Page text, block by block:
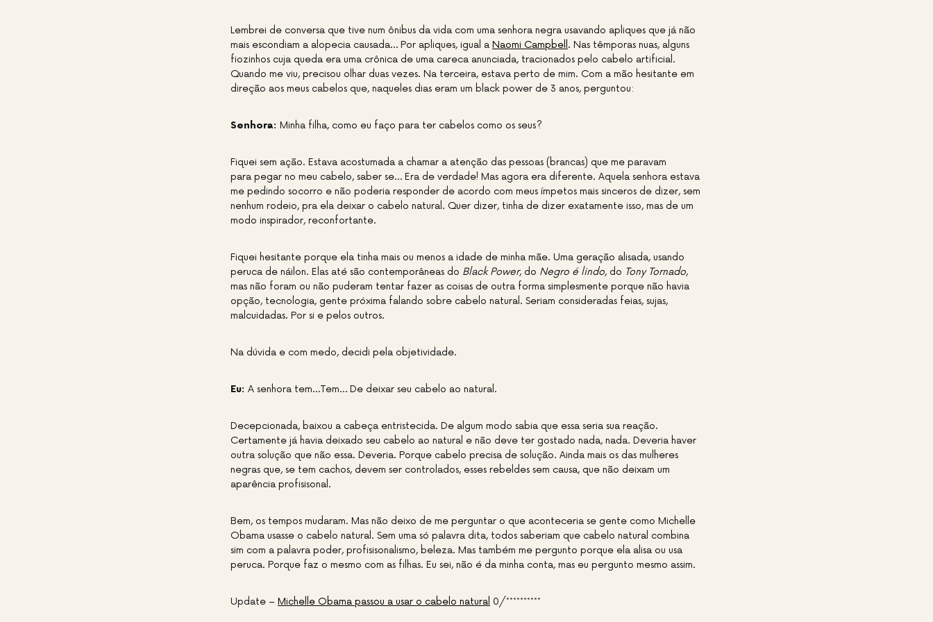
Lembrei de conversa que tive num ônibus da vida com uma senhora negra usavando apliques que já não
mais escondiam a alopecia causada… Por apliques, igual a Naomi Campbell . Nas têmporas nuas, alguns
fiozinhos cuja queda era uma crônica de uma careca anunciada, tracionados pelo cabelo artificial.
Quando me viu, precisou olhar duas vezes. Na terceira, estava perto de mim. Com a mão hesitante em
direção aos meus cabelos que, naqueles dias eram um black power de 3 anos, perguntou:
Senhora: Minha filha, como eu faço para ter cabelos como os seus?
Fiquei sem ação. Estava acostumada a chamar a atenção das pessoas (brancas) que me paravam
para pegar no meu cabelo, saber se… Era de verdade! Mas agora era diferente. Aquela senhora estava
me pedindo socorro e não poderia responder de acordo com meus ímpetos mais sinceros de dizer, sem
nenhum rodeio, pra ela deixar o cabelo natural. Quer dizer, tinha de dizer exatamente isso, mas de um
modo inspirador, reconfortante.
Fiquei hesitante porque ela tinha mais ou menos a idade de minha mãe. Uma geração alisada, usando
peruca de náilon. Elas até são contemporâneas do Black Power, do Negro é lindo, do Tony Tornado,
mas não foram ou não puderam tentar fazer as coisas de outra forma simplesmente porque não havia
opção, tecnologia, gente próxima falando sobre cabelo natural. Seriam consideradas feias, sujas,
malcuidadas. Por si e pelos outros.
Na dúvida e com medo, decidi pela objetividade.
Eu: A senhora tem…Tem… De deixar seu cabelo ao natural.
Decepcionada, baixou a cabeça entristecida. De algum modo sabia que essa seria sua reação.
Certamente já havia deixado seu cabelo ao natural e não deve ter gostado nada, nada. Deveria haver
outra solução que não essa. Deveria. Porque cabelo precisa de solução. Ainda mais os das mulheres
negras que, se tem cachos, devem ser controlados, esses rebeldes sem causa, que não deixam um
aparência profisisonal.
Bem, os tempos mudaram. Mas não deixo de me perguntar o que aconteceria se gente como Michelle
Obama usasse o cabelo natural. Sem uma só palavra dita, todos saberiam que cabelo natural combina
sim com a palavra poder, profisisonalismo, beleza. Mas também me pergunto porque ela alisa ou usa
peruca. Porque faz o mesmo com as filhas. Eu sei, não é da minha conta, mas eu pergunto mesmo assim.
Update – Michelle Obama passou a usar o cabelo natural 0/**********